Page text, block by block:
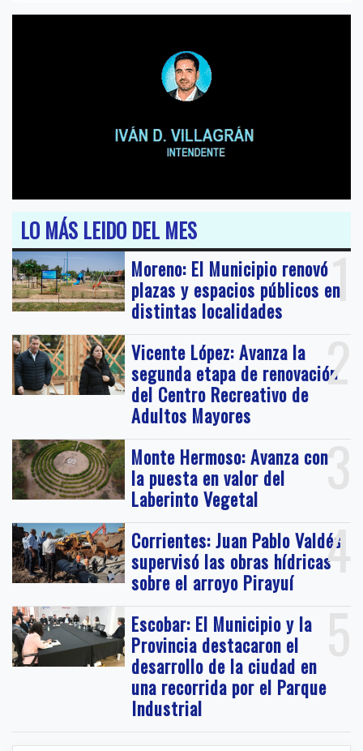
LO MÁS LEIDO DEL MES
1
Moreno: El Municipio renovó
plazas y espacios públicos en
distintas localidades
2
Vicente López: Avanza la
segunda etapa de renovación
del Centro Recreativo de
Adultos Mayores
3
Monte Hermoso: Avanza con
la puesta en valor del
Laberinto Vegetal
4
Corrientes: Juan Pablo Valdés
supervisó las obras hídricas
sobre el arroyo Pirayuí
5
Escobar: El Municipio y la
Provincia destacaron el
desarrollo de la ciudad en
una recorrida por el Parque
Industrial